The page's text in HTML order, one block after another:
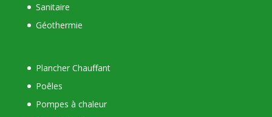
Sanitaire
Géothermie
Plancher Chauffant
Poêles
Pompes à chaleur